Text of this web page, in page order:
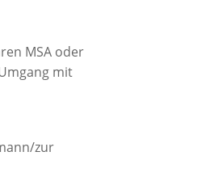
MSA oder
mit
zur